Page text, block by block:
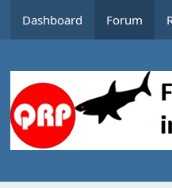
Dashboard Forum